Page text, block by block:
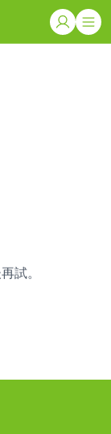
試。